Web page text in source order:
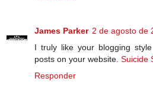
James Parker 2 de agosto de
I truly like your blogging
posts on your website. Suicide
Responder